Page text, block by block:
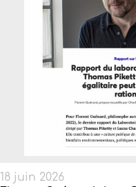
18 juin 2026